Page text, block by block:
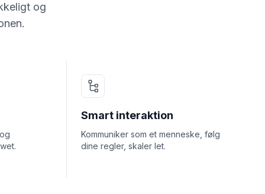
og
Smart interaktion
Kommuniker som et menneske, følg
dine regler, skaler let.